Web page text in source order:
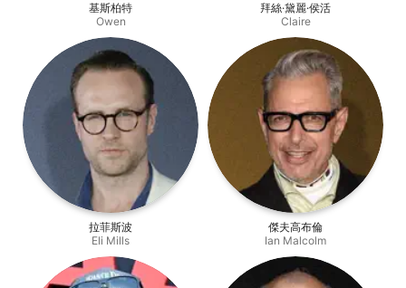
基斯柏特
Owen
拜絲·黛麗·侯活
Claire
拉菲斯波
Eli Mills
傑夫高布倫
Ian Malcolm